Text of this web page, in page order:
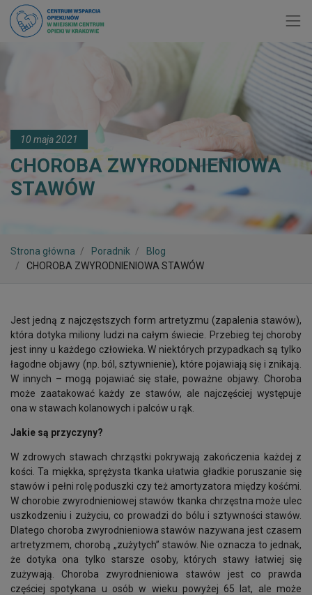
10 maja 2021
CHOROBA ZWYRODNIENIOWA
STAWÓW
Strona główna Poradnik
Blog
CHOROBA ZWYRODNIENIOWA STAWÓW
Jest jedną z najczęstszych form artretyzmu (zapalenia stawów),
która dotyka miliony ludzi na całym świecie. Przebieg tej choroby
jest inny u każdego człowieka. W niektórych przypadkach są tylko
łagodne objawy (np. ból, sztywnienie), które pojawiają się i znikają.
W innych – mogą pojawiać się stałe, poważne objawy. Choroba
może zaatakować każdy ze stawów, ale najczęściej występuje
ona w stawach kolanowych i palców u rąk.
Jakie są przyczyny?
W zdrowych stawach chrząstki pokrywają zakończenia każdej z
kości. Ta miękka, sprężysta tkanka ułatwia gładkie poruszanie się
stawów i pełni rolę poduszki czy też amortyzatora między kośćmi.
W chorobie zwyrodnieniowej stawów tkanka chrzęstna może ulec
uszkodzeniu i zużyciu, co prowadzi do bólu i sztywności stawów.
Dlatego choroba zwyrodnieniowa stawów nazywana jest czasem
artretyzmem, chorobą „zużytych” stawów. Nie oznacza to jednak,
że dotyka ona tylko starsze osoby, których stawy łatwiej się
zużywają. Choroba zwyrodnieniowa stawów jest co prawda
częściej spotykana u osób w wieku powyżej 65 lat, ale może